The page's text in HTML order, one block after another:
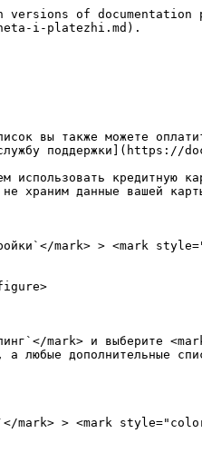
of documentation
i-platezhi.md).
вы также можете
[службу
кредитную
храним данные вашей
mark> > <mark
mark> и выберите
любые дополнительные
mark> > <mark